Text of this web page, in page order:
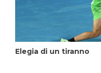
Elegia di un tiranno